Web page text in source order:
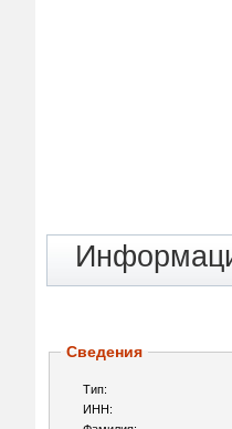
Сведения
Тип:
ИНН: